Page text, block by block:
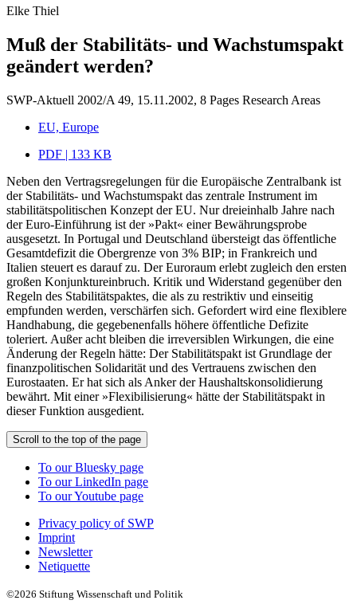
Elke Thiel
Muß der Stabilitäts- und Wachstumspakt
geändert werden?
SWP-Aktuell 2002/A 49, 15.11.2002, 8 Pages Research Areas
EU, Europe
PDF | 133 KB
Neben den Vertragsregelungen für die Europäische Zentralbank ist
der Stabilitäts- und Wachstumspakt das zentrale Instrument im
stabilitätspolitischen Konzept der EU. Nur dreieinhalb Jahre nach
der Euro-Einführung ist der »Pakt« einer Bewährungsprobe
ausgesetzt. In Portugal und Deutschland übersteigt das öffentliche
Gesamtdefizit die Obergrenze von 3% BIP; in Frankreich und
Italien steuert es darauf zu. Der Euroraum erlebt zugleich den ersten
großen Konjunktureinbruch. Kritik und Widerstand gegenüber den
Regeln des Stabilitätspaktes, die als zu restriktiv und einseitig
empfunden werden, verschärfen sich. Gefordert wird eine flexiblere
Handhabung, die gegebenenfalls höhere öffentliche Defizite
toleriert. Außer acht bleiben die irreversiblen Wirkungen, die eine
Änderung der Regeln hätte: Der Stabilitätspakt ist Grundlage der
finanzpolitischen Solidarität und des Vertrauens zwischen den
Eurostaaten. Er hat sich als Anker der Haushaltskonsolidierung
bewährt. Mit einer »Flexibilisierung« hätte der Stabilitätspakt in
dieser Funktion ausgedient.
Scroll to the top of the page
To our Bluesky page
To our LinkedIn page
To our Youtube page
Privacy policy of SWP
Imprint
Newsletter
Netiquette
©2026 Stiftung Wissenschaft und Politik